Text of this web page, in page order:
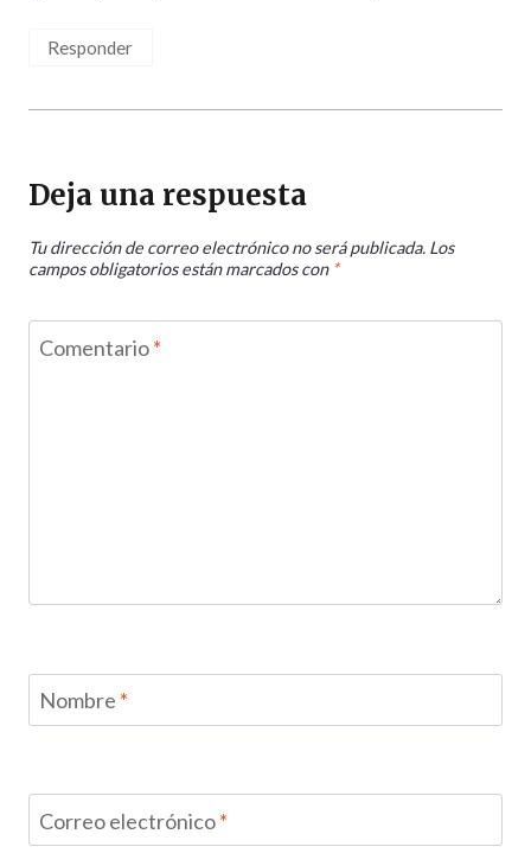
Responder
Deja una respuesta
Tu dirección de correo electrónico no será publicada. Los
campos obligatorios están marcados con *
Comentario*
Nombre *
Correo electrónico*